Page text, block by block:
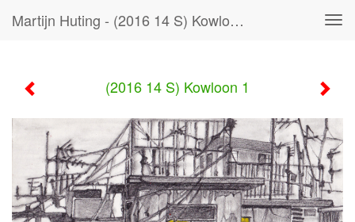
Martijn Huting - (2016 14 S) Kowloon 1
(2016 14 S) Kowloon 1